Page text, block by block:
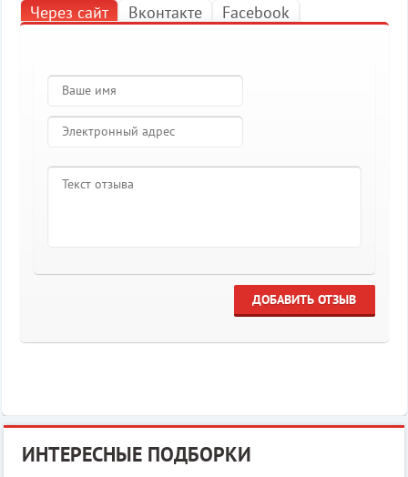
Через сайт Вконтакте Facebook
ДОБАВИТЬ ОТЗЫВ
ИНТЕРЕСНЫЕ ПОДБОРКИ